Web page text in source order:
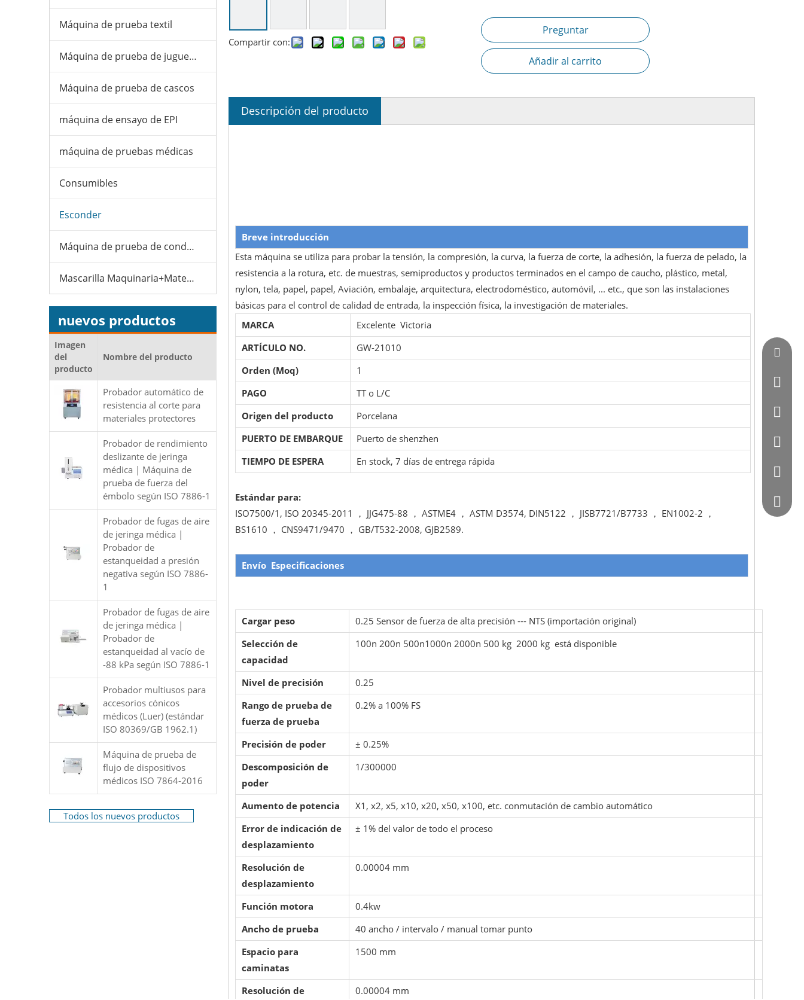
Máquina de prueba textil
Máquina de prueba de juguetes
Máquina de prueba de cascos
máquina de ensayo de EPI
máquina de pruebas médicas
Consumibles
Esconder
Máquina de prueba de condones
Mascarilla Maquinaria+Material
nuevos productos
Imagen
del
producto
Nombre del producto
Probador automático de
resistencia al corte para
materiales protectores
Probador de rendimiento
deslizante de jeringa
médica | Máquina de
prueba de fuerza del
émbolo según ISO 7886-1
Probador de fugas de aire
de jeringa médica |
Probador de
estanqueidad a presión
negativa según ISO 7886-
1
Probador de fugas de aire
de jeringa médica |
Probador de
estanqueidad al vacío de
-88 kPa según ISO 7886-1
Probador multiusos para
accesorios cónicos
médicos (Luer) (estándar
ISO 80369/GB 1962.1)
Máquina de prueba de
flujo de dispositivos
médicos ISO 7864-2016
Todos los nuevos productos
Compartir con:
Preguntar
Añadir al carrito
Descripción del producto
Breve introducción
Esta máquina se utiliza para probar la tensión, la compresión, la curva, la fuerza de corte, la adhesión, la fuerza de pelado, la
resistencia a la rotura, etc. de muestras, semiproductos y productos terminados en el campo de caucho, plástico, metal,
nylon, tela, papel, papel, Aviación, embalaje, arquitectura, electrodoméstico, automóvil, ... etc., que son las instalaciones
básicas para el control de calidad de entrada, la inspección física, la investigación de materiales.
MARCA
Excelente Victoria
ARTÍCULO NO.
GW-21010
Orden (Moq)
1
PAGO
TT o L/C
Origen del producto
Porcelana
PUERTO DE EMBARQUE
Puerto de shenzhen
TIEMPO DE ESPERA
En stock, 7 días de entrega rápida
Estándar para:
ISO7500/1, ISO 20345-2011 ， JJG475-88 ， ASTME4 ， ASTM D3574, DIN5122 ， JISB7721/B7733 ， EN1002-2 ，
BS1610 ， CNS9471/9470 ， GB/T532-2008, GJB2589.
Envío Especificaciones
Cargar peso
0.25 Sensor de fuerza de alta precisión --- NTS (importación original)
Selección de
capacidad
100n 200n 500n1000n 2000n 500 kg 2000 kg está disponible
Nivel de precisión
0.25
Rango de prueba de
fuerza de prueba
0.2% a 100% FS
Precisión de poder
± 0.25%
Descomposición de
poder
1/300000
Aumento de potencia
X1, x2, x5, x10, x20, x50, x100, etc. conmutación de cambio automático
Error de indicación de
desplazamiento
± 1% del valor de todo el proceso
Resolución de
desplazamiento
0.00004 mm
Función motora
0.4kw
Ancho de prueba
40 ancho / intervalo / manual tomar punto
Espacio para
caminatas
1500 mm
Resolución de
0.00004 mm